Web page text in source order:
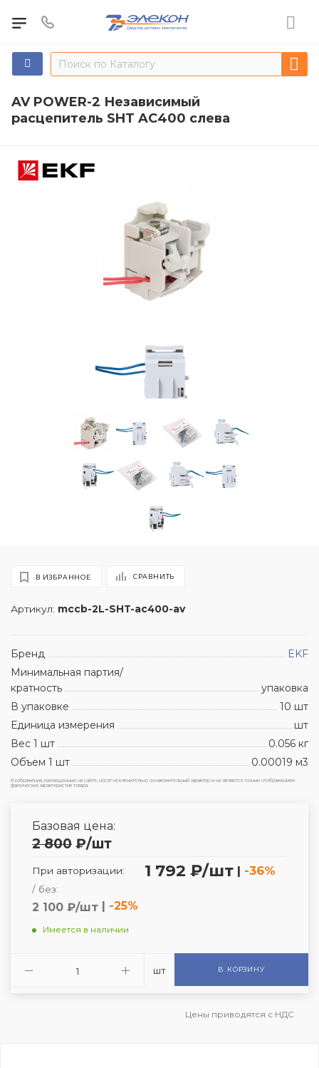
AV POWER-2 Независимый
расцепитель SHT AC400 слева
Артикул: mccb-2L-SHT-ac400-av
В ИЗБРАННОЕ СРАВНИТЬ
Бренд
EKF
Минимальная партия/
кратность
упаковка
В упаковке
10 шт
Единица измерения
шт
Вес 1 шт
0.056 кг
Объем 1 шт
0.00019 м3
Изображения, размещенные на сайте, носят исключительно ознакомительный характер и не являются точным отображением
фактических характеристик товара.
Базовая цена:
2 800 ₽/шт
При авторизации: 1 792 ₽/шт | -36%
/ без:
2 100 ₽/шт | -25%
Имеется в наличии
шт В КОРЗИНУ
Цены приводятся с НДС